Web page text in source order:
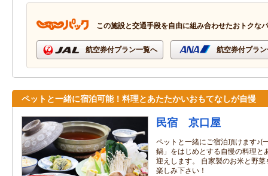
この施設と交通手段を自由に組み合わせたおトクな
航空券付プラン一覧へ 航空券付プラ
ペットと一緒に宿泊可能！料理とあたたかいおもてなしが自慢
民宿 京口屋
ペットと一緒にご宿泊頂けます♪(
鍋」をはじめとする自慢の料理と
迎えします。 自家製のお米と野
楽しみ下さい！